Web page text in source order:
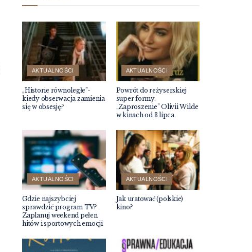
AKTUALNOŚCI
„Historie równoległe”-
kiedy obserwacja zamienia
się w obsesję?
AKTUALNOŚCI
Powrót do reżyserskiej
super formy.
„Zaproszenie” Olivii Wilde
w kinach od 3 lipca
AKTUALNOŚCI
Gdzie najszybciej
sprawdzić program TV?
Zaplanuj weekend pełen
hitów i sportowych emocji
AKTUALNOŚCI
Jak uratować (polskie)
kino?